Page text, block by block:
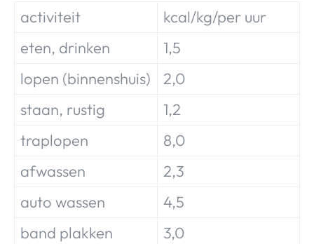
activiteit
kcal/kg/per uur
eten, drinken
1,5
lopen (binnenshuis)
2,0
staan, rustig
1,2
traplopen
8,0
afwassen
2,3
auto wassen
4,5
band plakken
3,0